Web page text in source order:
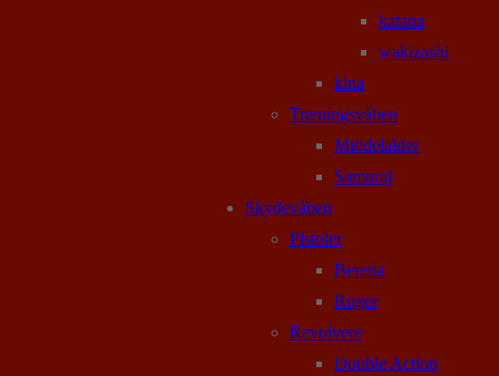
katana
wakizashi
kina
Træningsvåben
Middelalder
Samurai
Skydevåben
Pistoler
Beretta
Ruger
Revolvere
Double Action